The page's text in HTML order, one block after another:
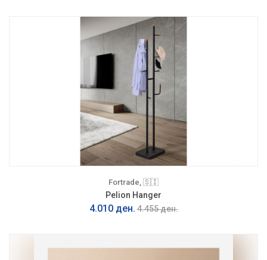
Fortrade, 🇸🇮
Pelion Hanger
4.010 ден. 4.455 ден.